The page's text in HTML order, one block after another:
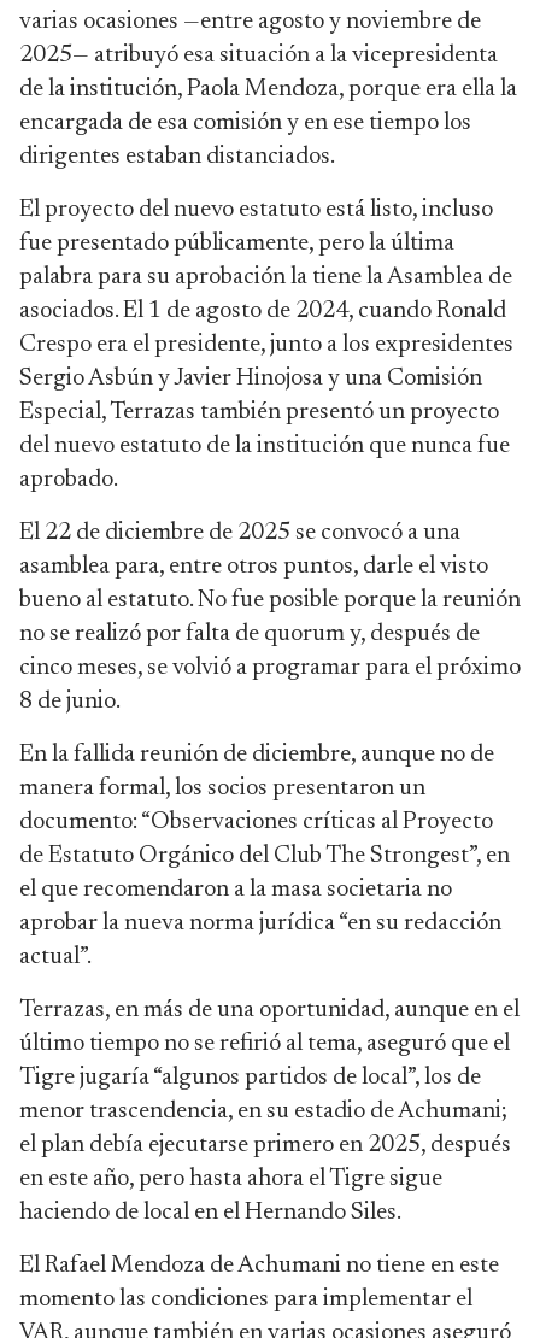
varias ocasiones —entre agosto y noviembre de
2025— atribuyó esa situación a la vicepresidenta
de la institución, Paola Mendoza, porque era ella la
encargada de esa comisión y en ese tiempo los
dirigentes estaban distanciados.
El proyecto del nuevo estatuto está listo, incluso
fue presentado públicamente, pero la última
palabra para su aprobación la tiene la Asamblea de
asociados. El 1 de agosto de 2024, cuando Ronald
Crespo era el presidente, junto a los expresidentes
Sergio Asbún y Javier Hinojosa y una Comisión
Especial, Terrazas también presentó un proyecto
del nuevo estatuto de la institución que nunca fue
aprobado.
El 22 de diciembre de 2025 se convocó a una
asamblea para, entre otros puntos, darle el visto
bueno al estatuto. No fue posible porque la reunión
no se realizó por falta de quorum y, después de
cinco meses, se volvió a programar para el próximo
8 de junio.
En la fallida reunión de diciembre, aunque no de
manera formal, los socios presentaron un
documento: “Observaciones críticas al Proyecto
de Estatuto Orgánico del Club The Strongest”, en
el que recomendaron a la masa societaria no
aprobar la nueva norma jurídica “en su redacción
actual”.
Terrazas, en más de una oportunidad, aunque en el
último tiempo no se refirió al tema, aseguró que el
Tigre jugaría “algunos partidos de local”, los de
menor trascendencia, en su estadio de Achumani;
el plan debía ejecutarse primero en 2025, después
en este año, pero hasta ahora el Tigre sigue
haciendo de local en el Hernando Siles.
El Rafael Mendoza de Achumani no tiene en este
momento las condiciones para implementar el
VAR, aunque también en varias ocasiones aseguró